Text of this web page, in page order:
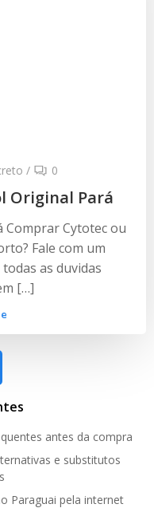
/ 0
Original Pará
Cytotec ou
Fale com um
as duvidas
[…]
antes da compra
e substitutos
Paraguai pela internet